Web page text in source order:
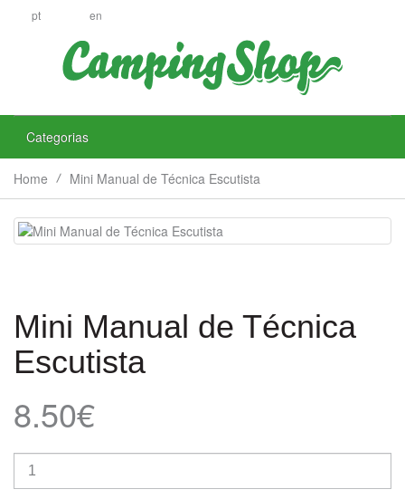
pt en
Categorias
Home Mini Manual de Técnica Escutista
Mini Manual de Técnica
Escutista
8.50€